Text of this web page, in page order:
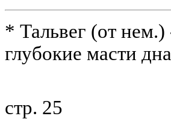
* Тальвег (от
глубокие масти
стр. 25